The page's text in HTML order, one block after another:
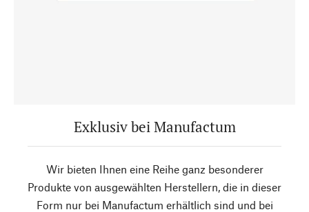
Exklusiv bei Manufactum
Wir bieten Ihnen eine Reihe ganz besonderer
Produkte von ausgewählten Herstellern, die in dieser
Form nur bei Manufactum erhältlich sind und bei